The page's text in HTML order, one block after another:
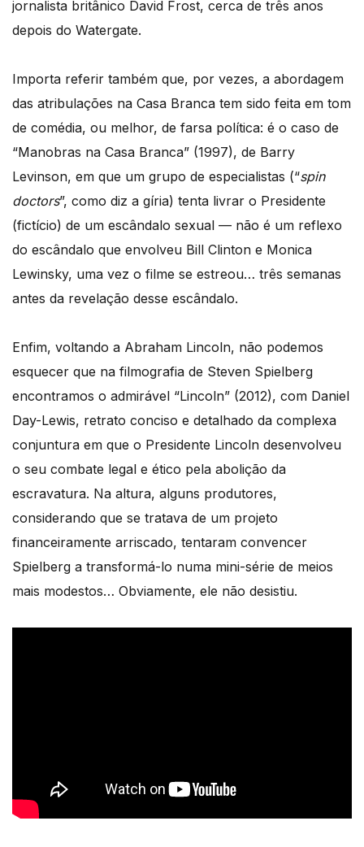
jornalista britânico David Frost, cerca de três anos
depois do Watergate.
Importa referir também que, por vezes, a abordagem
das atribulações na Casa Branca tem sido feita em tom
de comédia, ou melhor, de farsa política: é o caso de
“Manobras na Casa Branca” (1997), de Barry
Levinson, em que um grupo de especialistas (“spin
doctors”, como diz a gíria) tenta livrar o Presidente
(fictício) de um escândalo sexual — não é um reflexo
do escândalo que envolveu Bill Clinton e Monica
Lewinsky, uma vez o filme se estreou… três semanas
antes da revelação desse escândalo.
Enfim, voltando a Abraham Lincoln, não podemos
esquecer que na filmografia de Steven Spielberg
encontramos o admirável “Lincoln” (2012), com Daniel
Day-Lewis, retrato conciso e detalhado da complexa
conjuntura em que o Presidente Lincoln desenvolveu
o seu combate legal e ético pela abolição da
escravatura. Na altura, alguns produtores,
considerando que se tratava de um projeto
financeiramente arriscado, tentaram convencer
Spielberg a transformá-lo numa mini-série de meios
mais modestos… Obviamente, ele não desistiu.